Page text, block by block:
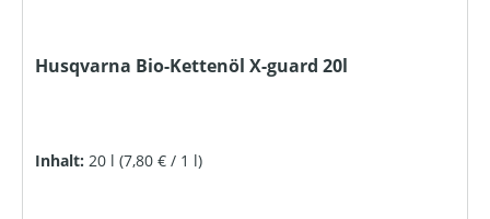
Husqvarna Bio-Kettenöl X-guard 20l
Inhalt: 20 l (7,80 € / 1 l)